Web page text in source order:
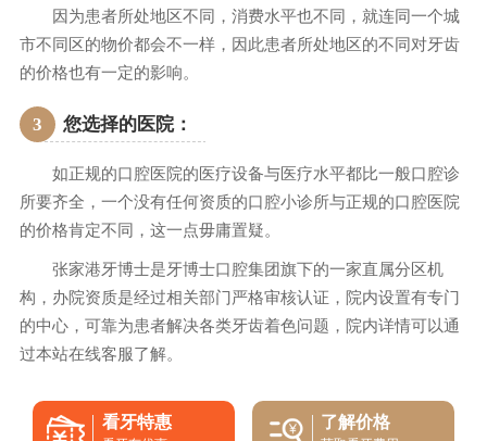
因为患者所处地区不同，消费水平也不同，就连同一个城
市不同区的物价都会不一样，因此患者所处地区的不同对牙齿
的价格也有一定的影响。
3 您选择的医院：
如正规的口腔医院的医疗设备与医疗水平都比一般口腔诊
所要齐全，一个没有任何资质的口腔小诊所与正规的口腔医院
的价格肯定不同，这一点毋庸置疑。
张家港牙博士是牙博士口腔集团旗下的一家直属分区机
构，办院资质是经过相关部门严格审核认证，院内设置有专门
的中心，可靠为患者解决各类牙齿着色问题，院内详情可以通
过本站在线客服了解。
看牙特惠 了解价格